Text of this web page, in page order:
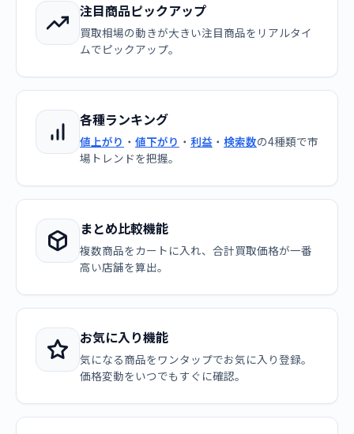
注目商品ピックアップ
買取相場の動きが大きい注目商品をリアルタイ
ムでピックアップ。
各種ランキング
値上がり ・ 値下がり ・ 利益 ・ 検索数の4種類で市
場トレンドを把握。
まとめ比較機能
複数商品をカートに入れ、合計買取価格が一番
高い店舗を算出。
お気に入り機能
気になる商品をワンタップでお気に入り登録。
価格変動をいつでもすぐに確認。